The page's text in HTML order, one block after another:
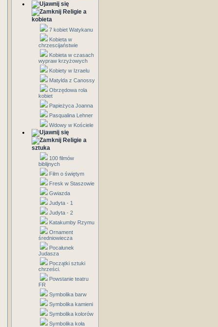
Religie a
kobieta
7 kobiet Watykanu
Kobieta w
chrzescijaństwie
Kobieta w czasach
wypraw krzyżowych
Kobiety w Izraelu
Matylda z Canossy
Obrzędowa rola
kobiet
Papieżyca Joanna
Pasqualina Lehner
Wdowy w Kościele
Religie a
sztuka
100 filmów
biblijnych
Film o świętym
Fresk w Staszowie
Gwiazda
Judyta - 1
Judyta - 2
Katakumby Rzymu
Ornament
średniowiecza
Pocałunek
Judasza
Początki sztuki
chrześci.
Powstanie teatru
FR
Symbolika barw
Symbolika kamieni
Symbolika kolorów
Symbolika koła